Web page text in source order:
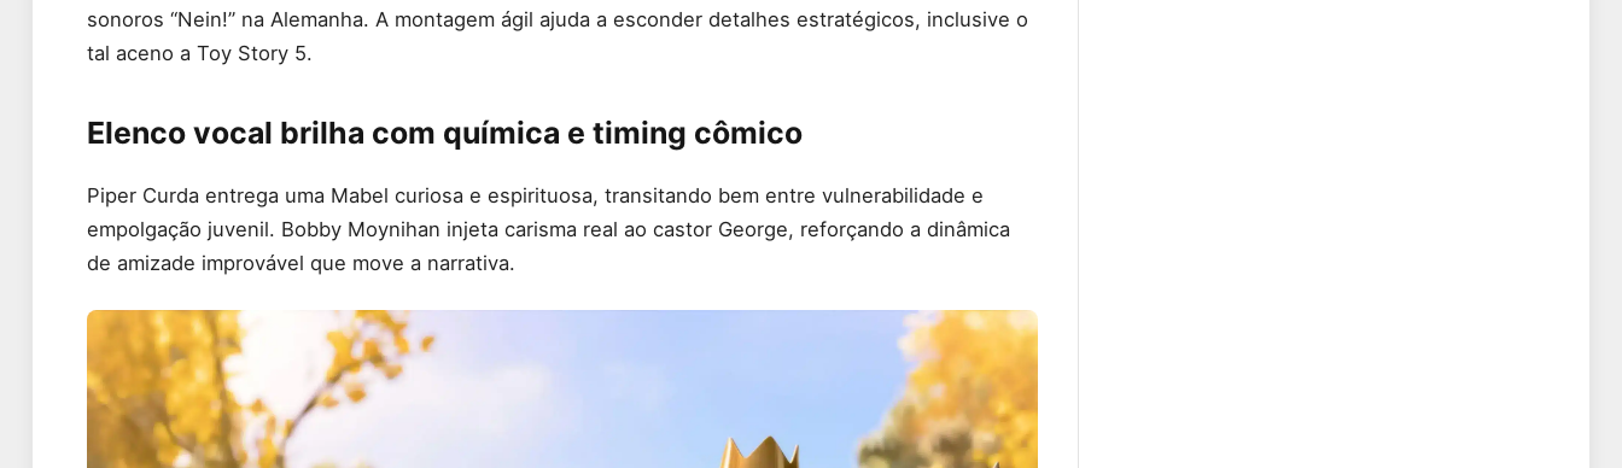
sonoros “Nein!” na Alemanha. A montagem ágil ajuda a esconder detalhes estratégicos, inclusive o
tal aceno a Toy Story 5.
Elenco vocal brilha com química e timing cômico
Piper Curda entrega uma Mabel curiosa e espirituosa, transitando bem entre vulnerabilidade e
empolgação juvenil. Bobby Moynihan injeta carisma real ao castor George, reforçando a dinâmica
de amizade improvável que move a narrativa.